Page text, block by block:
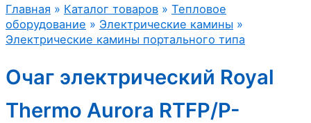
Главная » Каталог товаров » Тепловое
оборудование » Электрические камины »
Электрические камины портального типа
Очаг электрический Royal
Thermo Aurora RTFP/P-